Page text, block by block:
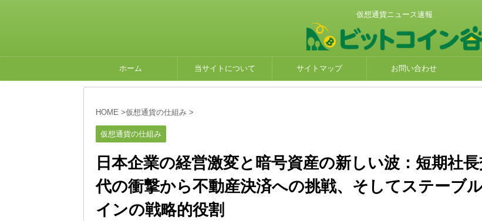
仮想通貨ニュース速報
ホーム 当サイトについて サイトマップ お問い合わせ
HOME >仮想通貨の仕組み >
仮想通貨の仕組み
日本企業の経営激変と暗号資産の新しい波：短期社
代の衝撃から不動産決済への挑戦、そしてステーブ
インの戦略的役割